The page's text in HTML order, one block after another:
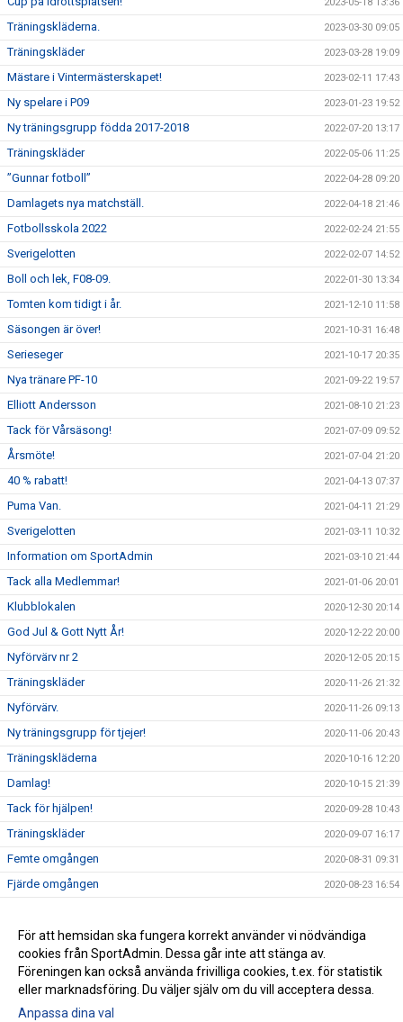
Träningskläderna. 2023-03-30 09:05
Träningskläder 2023-03-28 19:09
Mästare i Vintermästerskapet! 2023-02-11 17:43
Ny spelare i P09 2023-01-23 19:52
Ny träningsgrupp födda 2017-2018 2022-07-20 13:17
Träningskläder 2022-05-06 11:25
”Gunnar fotboll” 2022-04-28 09:20
Damlagets nya matchställ. 2022-04-18 21:46
Fotbollsskola 2022 2022-02-24 21:55
Sverigelotten 2022-02-07 14:52
Boll och lek, F08-09. 2022-01-30 13:34
Tomten kom tidigt i år. 2021-12-10 11:58
Säsongen är över! 2021-10-31 16:48
Serieseger 2021-10-17 20:35
Nya tränare PF-10 2021-09-22 19:57
Elliott Andersson 2021-08-10 21:23
Tack för Vårsäsong! 2021-07-09 09:52
Årsmöte! 2021-07-04 21:20
40 % rabatt! 2021-04-13 07:37
Puma Van. 2021-04-11 21:29
Sverigelotten 2021-03-11 10:32
Information om SportAdmin 2021-03-10 21:44
Tack alla Medlemmar! 2021-01-06 20:01
Klubblokalen 2020-12-30 20:14
God Jul & Gott Nytt År! 2020-12-22 20:00
Nyförvärv nr 2 2020-12-05 20:15
Träningskläder 2020-11-26 21:32
Nyförvärv. 2020-11-26 09:13
Ny träningsgrupp för tjejer! 2020-11-06 20:43
Träningskläderna 2020-10-16 12:20
Damlag! 2020-10-15 21:39
Tack för hjälpen! 2020-09-28 10:43
Träningskläder 2020-09-07 16:17
Femte omgången 2020-08-31 09:31
Fjärde omgången 2020-08-23 16:54
Andra omgången. 2020-08-16 21:56
Premiär 2020-08-10 21:56
För att hemsidan ska fungera korrekt använder vi nödvändiga
cookies från SportAdmin. Dessa går inte att stänga av.
Föreningen kan också använda frivilliga cookies, t.ex. för statistik
eller marknadsföring. Du väljer själv om du vill acceptera dessa.
Anpassa dina val